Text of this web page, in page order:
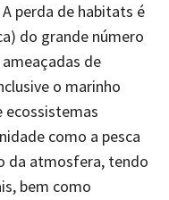
perda de habitats é
do grande número
de
o marinho
ecossistemas
como a pesca
da atmosfera, tendo
bem como